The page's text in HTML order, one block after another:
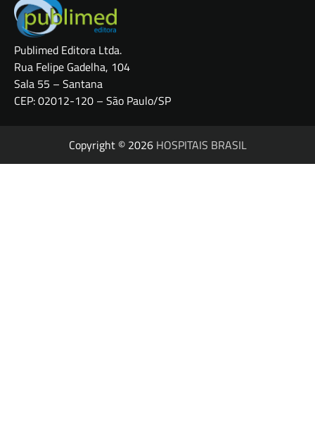
Publimed Editora Ltda.
Rua Felipe Gadelha, 104
Sala 55 – Santana
CEP: 02012-120 – São Paulo/SP
Copyright © 2026 HOSPITAIS BRASIL